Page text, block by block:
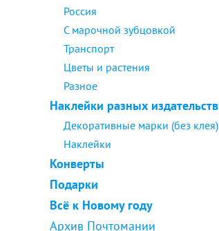
Россия
С марочной зубцовкой
Транспорт
Цветы и растения
Разное
Наклейки разных издательств
Декоративные марки (без клея)
Наклейки
Конверты
Подарки
Всё к Новому году
Архив Почтомании